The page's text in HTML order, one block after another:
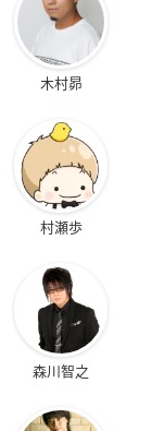
木村昴
村瀬歩
森川智之